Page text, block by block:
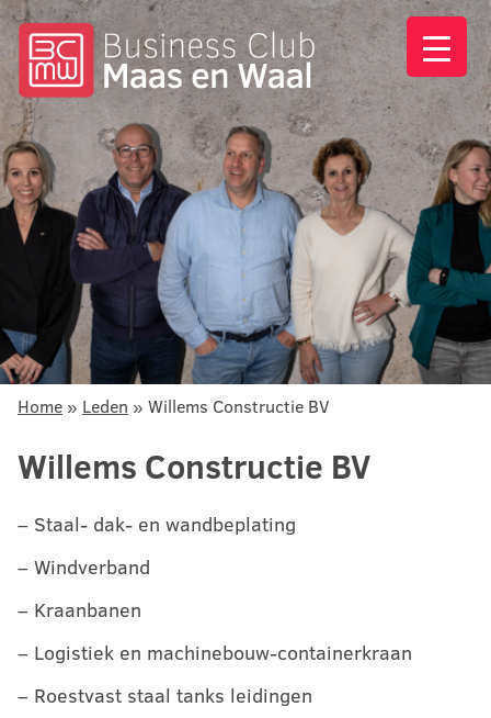
Home » Leden » Willems Constructie BV
Willems Constructie BV
– Staal- dak- en wandbeplating
– Windverband
– Kraanbanen
– Logistiek en machinebouw-containerkraan
– Roestvast staal tanks leidingen